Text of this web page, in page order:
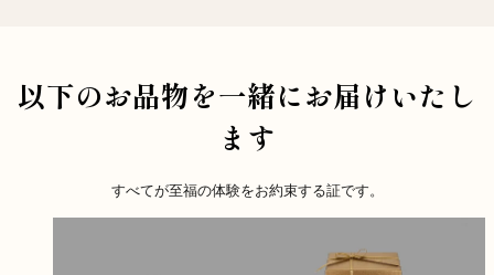
以下のお品物を一緒にお届けいたし
ます
すべてが至福の体験をお約束する証です。